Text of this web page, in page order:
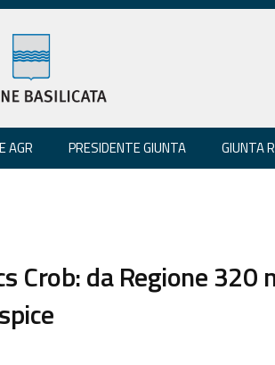
AGR PRESIDENTE GIUNTA GIUNTA
Crob: da Regione